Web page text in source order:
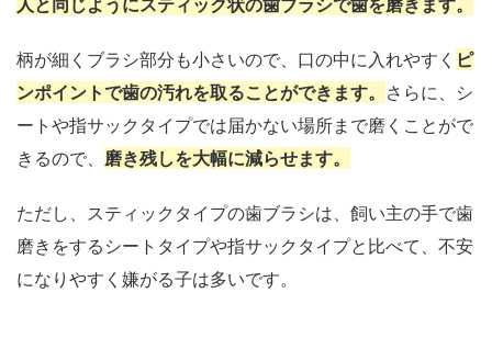
人と同じようにスティック状の歯ブラシで歯を磨きます。
柄が細くブラシ部分も小さいので、口の中に入れやすく ピ
ンポイントで歯の汚れを取ることができます。 さらに、シ
ートや指サックタイプでは届かない場所まで磨くことがで
きるので、 磨き残しを大幅に減らせます。
ただし、スティックタイプの歯ブラシは、飼い主の手で歯
磨きをするシートタイプや指サックタイプと比べて、不安
になりやすく嫌がる子は多いです。